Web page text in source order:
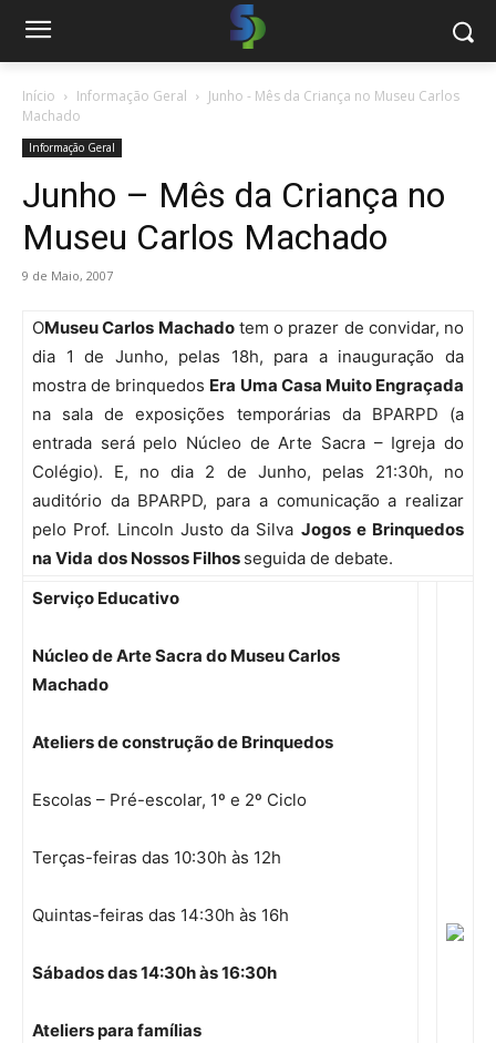
Início Informação Geral
Junho - Mês da Criança no Museu Carlos
Machado
Informação Geral
Junho – Mês da Criança no
Museu Carlos Machado
9 de Maio, 2007
OMuseuCarlos Machadotem o prazer de convidar, no
dia 1 de Junho, pelas 18h, para a inauguração da
mostra de brinquedos Era Uma Casa Muito Engraçada
na sala de exposições temporárias da BPARPD (a
entrada será pelo Núcleo de Arte Sacra – Igreja do
Colégio). E, no dia 2 de Junho, pelas 21:30h, no
auditório da BPARPD, para a comunicação a realizar
pelo Prof. Lincoln Justo da Silva Jogos e Brinquedos
na Vida dos Nossos Filhos seguida de debate.
Serviço Educativo
Núcleo de Arte Sacra do MuseuCarlos
Machado
Ateliers de construção de Brinquedos
Escolas – Pré-escolar, 1º e 2º Ciclo
Terças-feiras das 10:30h às 12h
Quintas-feiras das 14:30h às 16h
Sábados das 14:30h às 16:30h
Ateliers para famílias